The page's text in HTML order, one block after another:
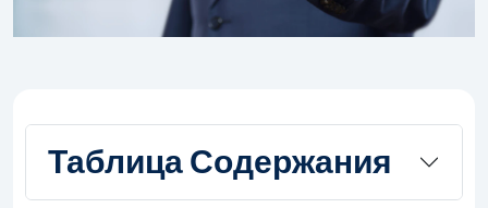
Таблица Содержания